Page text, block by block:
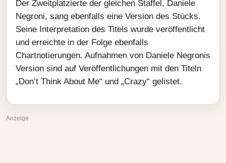
Der Zweitplatzierte der gleichen Staffel, Daniele
Negroni, sang ebenfalls eine Version des Stücks.
Seine Interpretation des Titels wurde veröffentlicht
und erreichte in der Folge ebenfalls
Chartnotierungen. Aufnahmen von Daniele Negronis
Version sind auf Veröffentlichungen mit den Titeln
„Don’t Think About Me“ und „Crazy“ gelistet.
Anzeige